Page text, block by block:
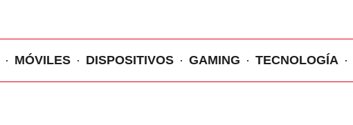
MÓVILES DISPOSITIVOS GAMING TECNOLOGÍA